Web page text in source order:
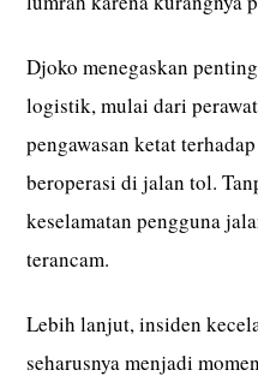
Djoko menegaskan
logistik, mulai dari
pengawasan ketat
beroperasi di jalan tol.
keselamatan pengguna
terancam.
Lebih lanjut, insiden
seharusnya menjadi